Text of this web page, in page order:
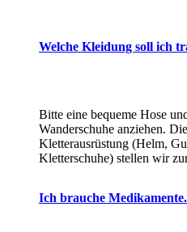
Welche Kleidung soll ich
Bitte eine bequeme Hose
Wanderschuhe anziehen.
Kletterausrüstung (Helm,
Kletterschuhe) stellen wir
Ich brauche